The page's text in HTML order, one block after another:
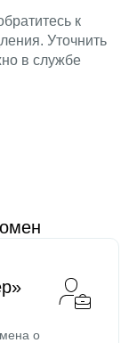
к
Уточнить
в службе
о